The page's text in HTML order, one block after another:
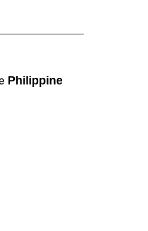
Philippine